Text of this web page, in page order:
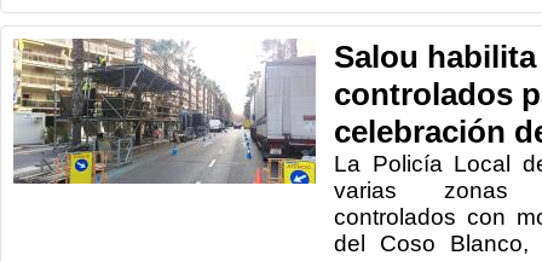
Salou
controlados
celebración
La Policía Local
varias zonas
controlados con
del Coso